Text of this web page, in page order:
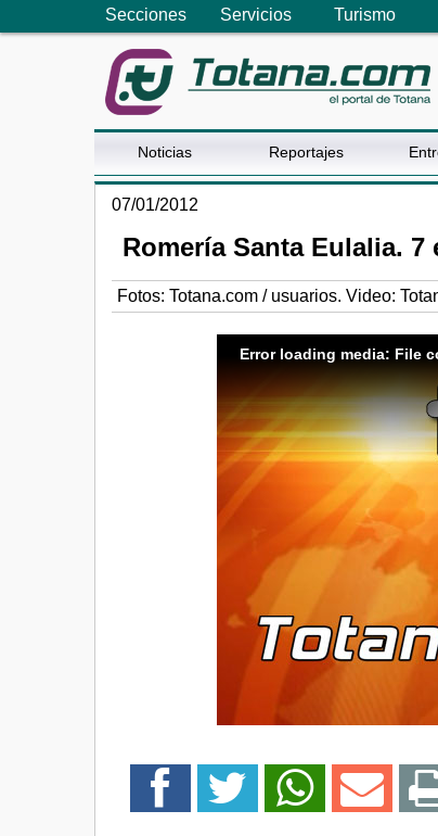
Secciones Servicios Turismo
Noticias Reportajes
07/01/2012
Romería Santa Eulalia. 7
Fotos: Totana.com / usuarios. Video:
Error loading media: File